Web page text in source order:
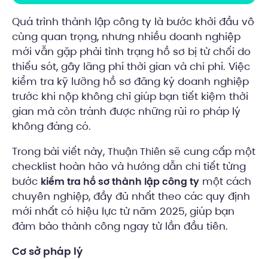
Quá trình thành lập công ty là bước khởi đầu vô
cùng quan trọng, nhưng nhiều doanh nghiệp
mới vẫn gặp phải tình trạng hồ sơ bị từ chối do
thiếu sót, gây lãng phí thời gian và chi phí. Việc
kiểm tra kỹ lưỡng hồ sơ đăng ký doanh nghiệp
trước khi nộp không chỉ giúp bạn tiết kiệm thời
gian mà còn tránh được những rủi ro pháp lý
không đáng có.
Trong bài viết này, Thuận Thiên sẽ cung cấp một
checklist hoàn hảo và hướng dẫn chi tiết từng
bước kiểm tra hồ sơ thành lập công ty một cách
chuyên nghiệp, đầy đủ nhất theo các quy định
mới nhất có hiệu lực từ năm 2025, giúp bạn
đảm bảo thành công ngay từ lần đầu tiên.
Cơ sở pháp lý